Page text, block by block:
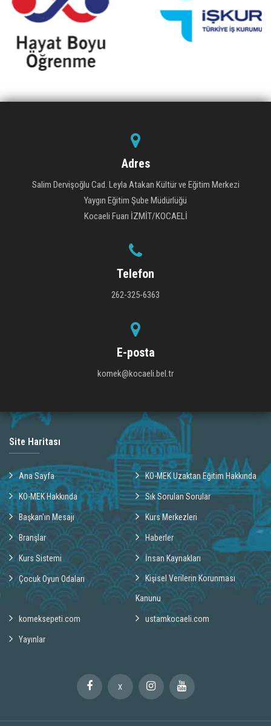
Adres
Salim Dervişoğlu Cad. Leyla Atakan Kültür ve Eğitim Merkezi
Yaygın Eğitim Şube Müdürlüğü
Kocaeli Fuarı İZMİT/KOCAELİ
Telefon
262-325-6363
E-posta
komek@kocaeli.bel.tr
Site Haritası
Ana Sayfa KO-MEK Uzaktan Eğitim Hakkında
KO-MEK Hakkında Sık Sorulan Sorular
Başkan'ın Mesajı Kurs Merkezleri
Branşlar Haberler
Kurs Sistemi İnsan Kaynakları
Çocuk Oyun Odaları Kişisel Verilerin Korunması
Kanunu
komeksepeti.com ustamkocaeli.com
Yayınlar
X